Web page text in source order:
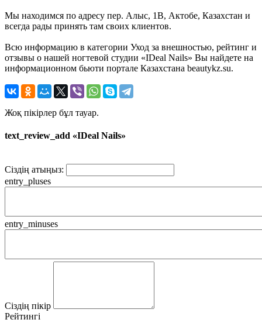
Мы находимся по адресу пер. Алыс, 1В, Актобе, Казахстан и
всегда рады принять там своих клиентов.
Всю информацию в категории Уход за внешностью, рейтинг и
отзывы о нашей ногтевой студии «IDeal Nails» Вы найдете на
информационном бьюти портале Казахстана beautykz.su.
Жоқ пікірлер бұл тауар.
text_review_add «IDeal Nails»
Сіздің атыңыз:
entry_pluses
entry_minuses
Сіздің пікір
Рейтингі